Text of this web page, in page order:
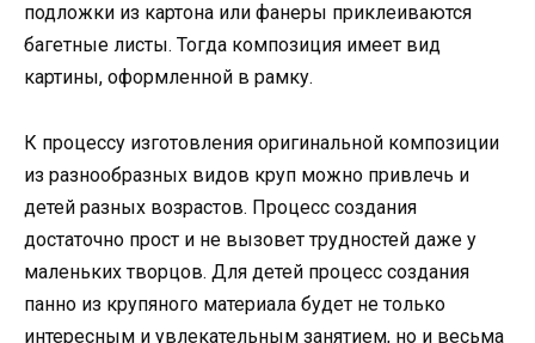
подложки из картона или фанеры приклеиваются
багетные листы. Тогда композиция имеет вид
картины, оформленной в рамку.
К процессу изготовления оригинальной композиции
из разнообразных видов круп можно привлечь и
детей разных возрастов. Процесс создания
достаточно прост и не вызовет трудностей даже у
маленьких творцов. Для детей процесс создания
панно из крупяного материала будет не только
интересным и увлекательным занятием, но и весьма